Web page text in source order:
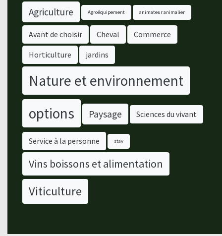
Agriculture Agroéquipement animateur animalier
Avant de choisir Cheval Commerce
Horticulture jardins
Nature et environnement
options
Paysage Sciences du vivant
Service à la personne stav
Vins boissons et alimentation
Viticulture